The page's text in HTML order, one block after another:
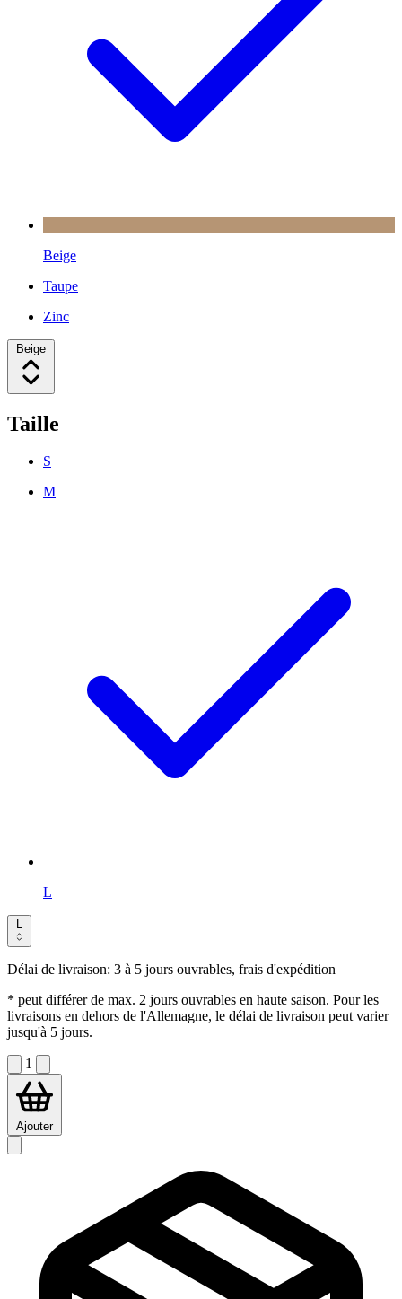
Beige
Taupe
Zinc
Beige
Taille
S
M
L
L
Délai de livraison: 3 à 5 jours ouvrables, frais d'expédition
* peut différer de max. 2 jours ouvrables en haute saison. Pour les
livraisons en dehors de l'Allemagne, le délai de livraison peut varier
jusqu'à 5 jours.
1
Ajouter